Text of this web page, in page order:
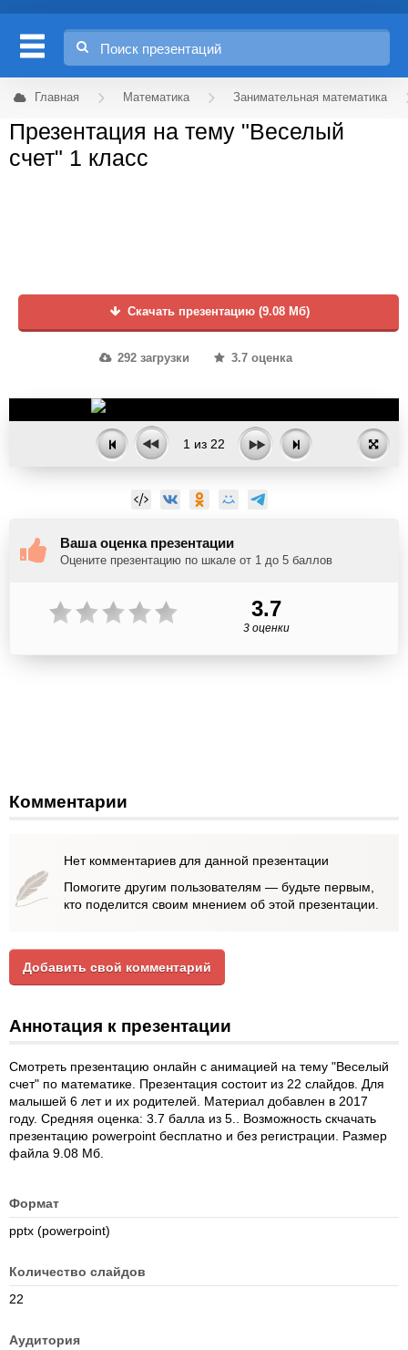
Главная Математика Занимательная математика
Презентация на тему "Веселый
счет" 1 класс
Скачать презентацию (9.08 Мб)
292 загрузки 3.7 оценка
1 из 22
Ваша оценка презентации
Оцените презентацию по шкале от 1 до 5 баллов
3.7
3 оценки
Комментарии
Нет комментариев для данной презентации
Помогите другим пользователям — будьте первым,
кто поделится своим мнением об этой презентации.
Добавить свой комментарий
Аннотация к презентации
Смотреть презентацию онлайн с анимацией на тему "Веселый
счет" по математике. Презентация состоит из 22 слайдов. Для
малышей 6 лет и их родителей. Материал добавлен в 2017
году. Средняя оценка: 3.7 балла из 5.. Возможность скчачать
презентацию powerpoint бесплатно и без регистрации. Размер
файла 9.08 Мб.
Формат
pptx (powerpoint)
Количество слайдов
22
Аудитория